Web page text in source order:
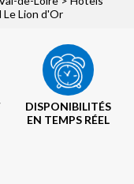
Le Lion d'Or
DISPONIBILITÉS
EN TEMPS RÉEL